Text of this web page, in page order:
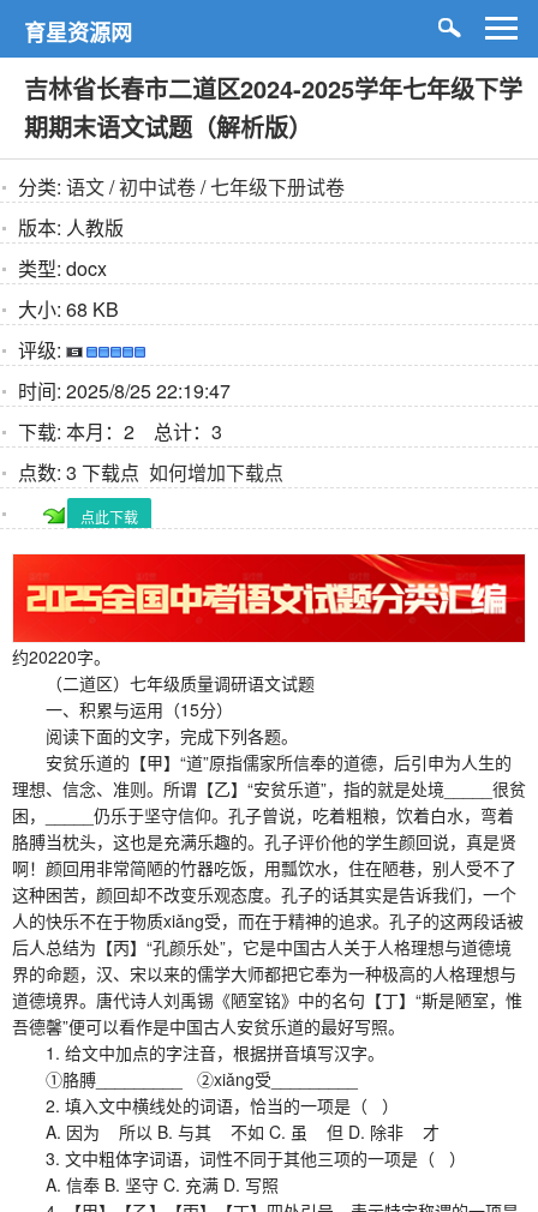
育星资源网
吉林省长春市二道区2024-2025学年七年级下学
期期末语文试题（解析版）
分类: 语文/初中试卷/七年级下册试卷
版本: 人教版
类型: docx
大小: 68 KB
评级:
时间: 2025/8/25 22:19:47
下载: 本月：2 总计：3
点数: 3 下载点 如何增加下载点
点此下载
约20220字。
（二道区）七年级质量调研语文试题
一、积累与运用（15分）
阅读下面的文字，完成下列各题。
安贫乐道的【甲】“道”原指儒家所信奉的道德，后引申为人生的
理想、信念、准则。所谓【乙】“安贫乐道”，指的就是处境_____很贫
困，_____仍乐于坚守信仰。孔子曾说，吃着粗粮，饮着白水，弯着
胳膊当枕头，这也是充满乐趣的。孔子评价他的学生颜回说，真是贤
啊！颜回用非常简陋的竹器吃饭，用瓢饮水，住在陋巷，别人受不了
这种困苦，颜回却不改变乐观态度。孔子的话其实是告诉我们，一个
人的快乐不在于物质xiǎng受，而在于精神的追求。孔子的这两段话被
后人总结为【丙】“孔颜乐处”，它是中国古人关于人格理想与道德境
界的命题，汉、宋以来的儒学大师都把它奉为一种极高的人格理想与
道德境界。唐代诗人刘禹锡《陋室铭》中的名句【丁】“斯是陋室，惟
吾德馨”便可以看作是中国古人安贫乐道的最好写照。
1. 给文中加点的字注音，根据拼音填写汉字。
①胳膊_________ ②xiǎng受_________
2. 填入文中横线处的词语，恰当的一项是（ ）
A. 因为 所以 B. 与其 不如 C. 虽 但 D. 除非 才
3. 文中粗体字词语，词性不同于其他三项的一项是（ ）
A. 信奉 B. 坚守 C. 充满 D. 写照